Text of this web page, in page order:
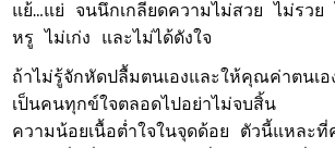
แย้…แย่ จนนึกเกลียดความไม่สวย ไม่รว
หรู ไม่เก่ง และไม่ได้ดังใจ
ถ้าไม่รู้จักหัดปลื้มตนเองและให้คุณค่าตนเ
เป็นคนทุกข์ใจตลอดไปอย่าไม่จบสิ้น
ความน้อยเนื้อต่ำใจในจุดด้อย ตัวนี้แหละที่